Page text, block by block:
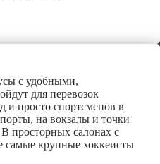
с удобными,
для перевозок
и просто спортсменов в
на вокзалы и точки
просторных салонах с
самые крупные хоккеисты